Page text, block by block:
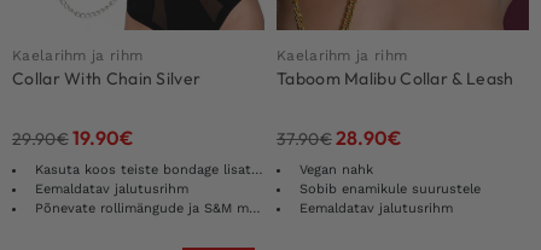
Kaelarihm ja rihm
Collar With Chain Silver
29.90€19.90€
Kasuta koos teiste bondage lisatarvikutega
Eemaldatav jalutusrihm
Põnevate rollimängude ja S&M mängude jaoks
Kaelarihm ja rihm
Taboom Malibu Collar & Leash
37.90€28.90€
Vegan nahk
Sobib enamikule suurustele
Eemaldatav jalutusrihm